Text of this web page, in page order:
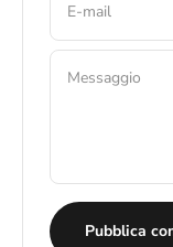
E-mail
Messaggio
Pubblica